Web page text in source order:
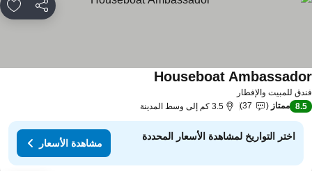
مشاركة
للمبيت والإفطار
Houseboat
8.5 ممتاز 37 3.5 كم إلى وسط المدينة
اختر التواريخ لمشاهدة الأسعار المحددة
مشاهدة الأسعار